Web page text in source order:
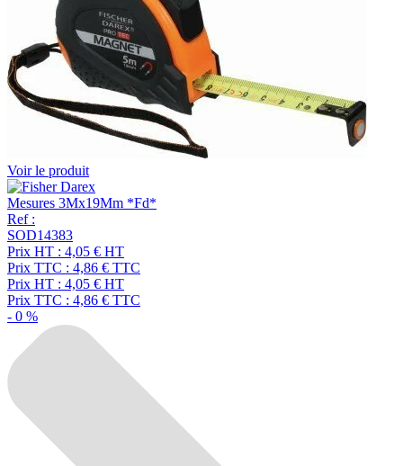
Voir le produit
Mesures 3Mx19Mm *Fd*
Ref :
SOD14383
Prix HT : 4,05 € HT
Prix TTC : 4,86 € TTC
Prix HT : 4,05 € HT
Prix TTC : 4,86 € TTC
- 0 %